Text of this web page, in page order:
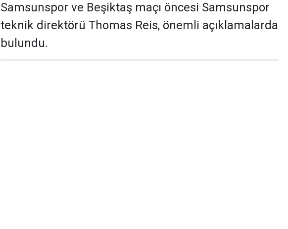
Samsunspor ve Beşiktaş maçı öncesi Samsunspor
teknik direktörü Thomas Reis, önemli açıklamalarda
bulundu.